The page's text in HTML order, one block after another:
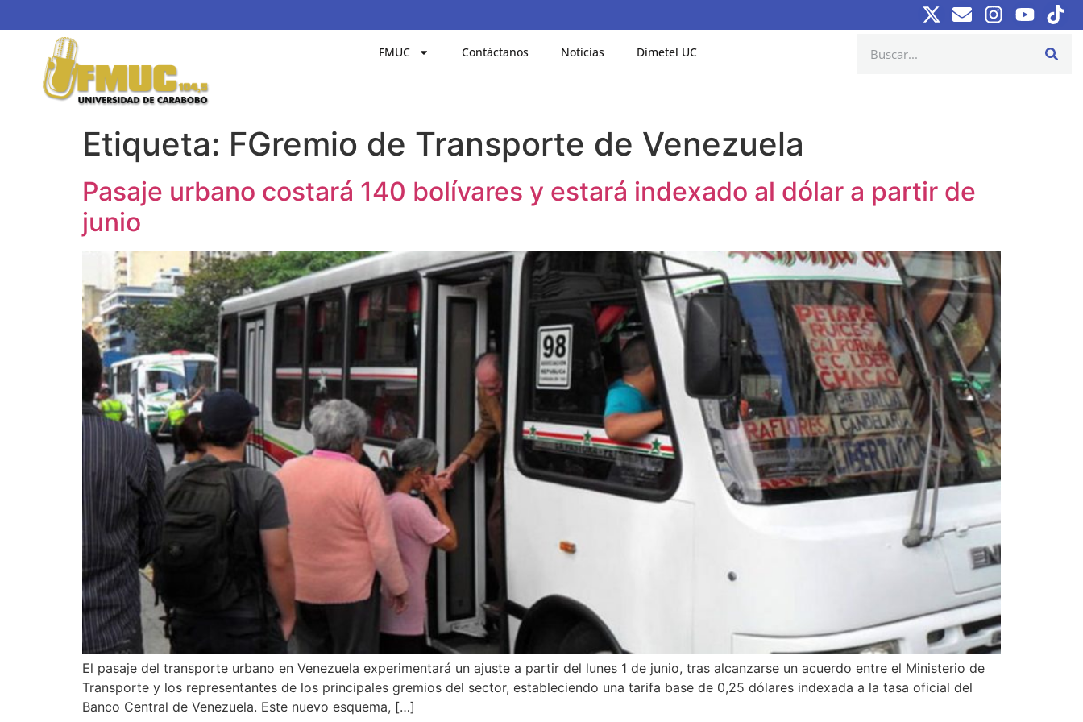
FMUC Contáctanos Noticias Dimetel UC
Etiqueta: FGremio de Transporte de Venezuela
Pasaje urbano costará 140 bolívares y estará indexado al dólar a partir de
junio
El pasaje del transporte urbano en Venezuela experimentará un ajuste a partir del lunes 1 de junio, tras alcanzarse un acuerdo entre el Ministerio de
Transporte y los representantes de los principales gremios del sector, estableciendo una tarifa base de 0,25 dólares indexada a la tasa oficial del
Banco Central de Venezuela. Este nuevo esquema, […]